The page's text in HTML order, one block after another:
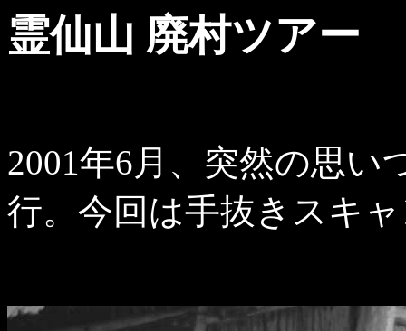
霊仙山 廃村ツアー
2001年6月、突然の思い
行。今回は手抜きスキ